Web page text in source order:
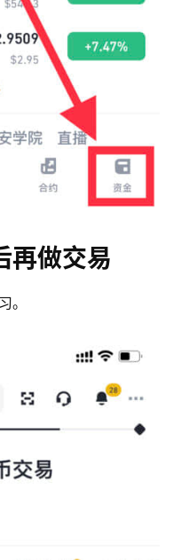
再做交易
。